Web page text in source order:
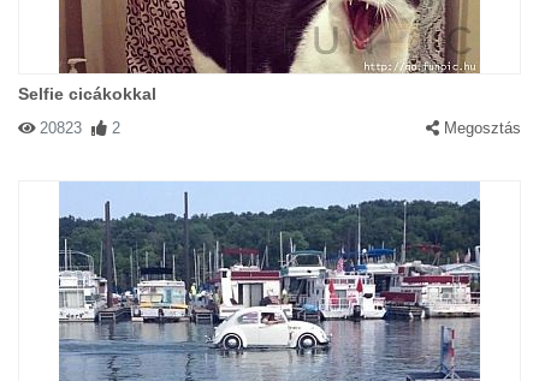
Selfie cicákokkal
20823 2 Megosztás